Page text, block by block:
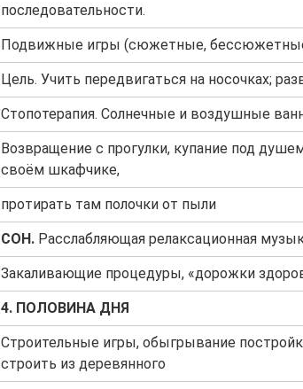
последовательности.
Подвижные игры (сюжетные,
Цель. Учить передвигаться на носочках;
Стопотерапия. Солнечные и воздушные
Возвращение с прогулки, купание под
своём шкафчике,
протирать там полочки от пыли
СОН. Расслабляющая релаксационная
Закаливающие процедуры, «дорожки
4. ПОЛОВИНА ДНЯ
Строительные игры, обыгрывание
строить из деревянного